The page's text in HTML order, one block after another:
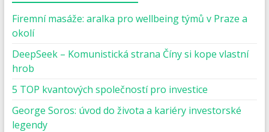
Firemní masáže: aralka pro wellbeing týmů v Praze a
okolí
DeepSeek – Komunistická strana Číny si kope vlastní
hrob
5 TOP kvantových společností pro investice
George Soros: úvod do života a kariéry investorské
legendy